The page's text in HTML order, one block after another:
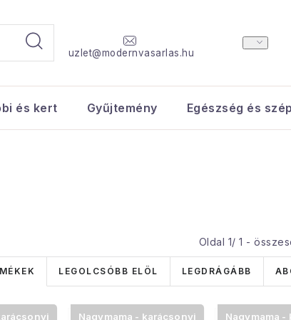
uzlet@modernvasarlas.hu
és kert Gyűjtemény Egészség és
Oldal 1/ 1 -
LEGOLCSÓBB ELÖL LEGDRÁGÁBB
Nagymama - karácsonyi
Nagymama -